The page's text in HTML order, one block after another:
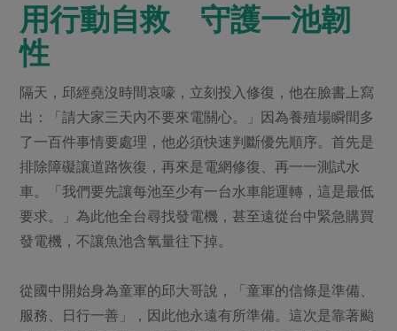
用行動自救 守護一池韌
性
隔天，邱經堯沒時間哀嚎，立刻投入修復，他在臉書上寫
出：「請大家三天內不要來電關心。」因為養殖場瞬間多
了一百件事情要處理，他必須快速判斷優先順序。首先是
排除障礙讓道路恢復，再來是電網修復、再一一測試水
車。「我們要先讓每池至少有一台水車能運轉，這是最低
要求。」為此他全台尋找發電機，甚至遠從台中緊急購買
發電機，不讓魚池含氧量往下掉。
從國中開始身為童軍的邱大哥說，「童軍的信條是準備、
服務、日行一善」，因此他永遠有所準備。這次是靠著颱